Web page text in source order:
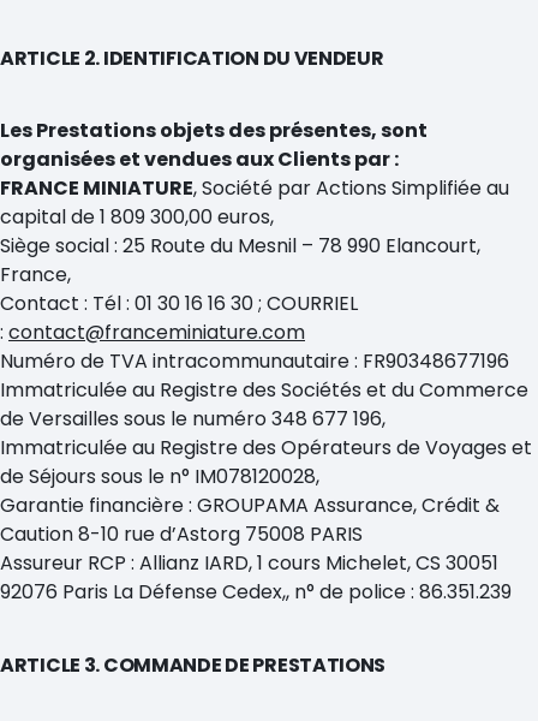
ARTICLE 2. IDENTIFICATION DU VENDEUR
Les Prestations objets des présentes, sont
organisées et vendues aux Clients par :
FRANCE MINIATURE, Société par Actions Simplifiée au
capital de 1 809 300,00 euros,
Siège social : 25 Route du Mesnil – 78 990 Elancourt,
France,
Contact : Tél : 01 30 16 16 30 ; COURRIEL
: contact@franceminiature.com
Numéro de TVA intracommunautaire : FR90348677196
Immatriculée au Registre des Sociétés et du Commerce
de Versailles sous le numéro 348 677 196,
Immatriculée au Registre des Opérateurs de Voyages et
de Séjours sous le n° IM078120028,
Garantie financière : GROUPAMA Assurance, Crédit &
Caution 8-10 rue d’Astorg 75008 PARIS
Assureur RCP : Allianz IARD, 1 cours Michelet, CS 30051
92076 Paris La Défense Cedex,, n° de police : 86.351.239
ARTICLE 3. COMMANDE DE PRESTATIONS